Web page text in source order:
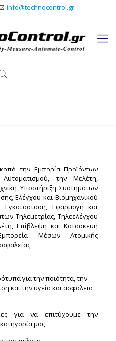
info@technocontrol.gr
την Εμπορία Προϊόντων
την Μελέτη,
Υποστήριξη Συστημάτων
Ελέγχου και Βιομηχανικού
Εγκατάσταση, Εφαρμογή και
Τηλεμετρίας, Τηλεελέγχου
Επίβλεψη και Κατασκευή
Μέσων Ατομικής
για την ποιότητα, την
και την υγεία και ασφάλεια
για να επιτύχουμε την
μας